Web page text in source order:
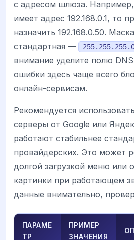
с адресом шлюза. Например,
имеет адрес 192.168.0.1, то
назначить 192.168.0.50.
стандартная —
внимание уделите полю
ошибки здесь чаще всего
онлайн-сервисам.
Рекомендуется
серверы от Google или
работают стабильнее
провайдерских. Это может
долгой загрузкой меню или
картинки при работающем
данные внимательно,
ПАРАМЕ
ТР
ПРИМЕР
ЗНАЧЕНИЯ